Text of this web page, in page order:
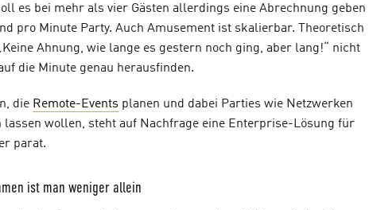
es bei mehr als vier Gästen allerdings eine Abrechnung geben
pro Minute Party. Auch Amusement ist skalierbar. Theoretisch
Ahnung, wie lange es gestern noch ging, aber lang!“ nicht
die Minute genau herausfinden.
die Remote-Events planen und dabei Parties wie Netzwerken
lassen wollen, steht auf Nachfrage eine Enterprise-Lösung für
parat.
ist man weniger allein